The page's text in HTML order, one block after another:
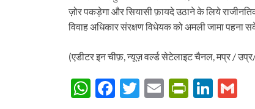
ज़ोर पकड़ेगा और सियासी फ़ायदे उठाने के लिये
विवाह अधिकार संरक्षण विधेयक को अमली जामा पहना
(एडीटर इन चीफ़, न्यूज़ वर्ल्ड सेटेलाइट चैनल, मप्र /
W F
T
E
P
Li